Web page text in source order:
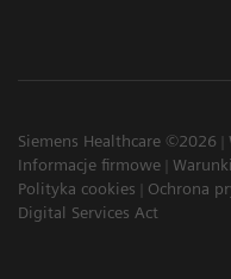
Siemens Healthcare ©2026
Informacje firmowe
Polityka cookies
Ochrona
Digital Services Act